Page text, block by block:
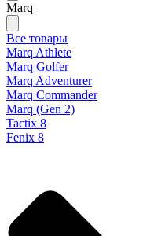
Marq
Все товары
Marq Athlete
Marq Golfer
Marq Adventurer
Marq Commander
Marq (Gen 2)
Tactix 8
Fenix 8